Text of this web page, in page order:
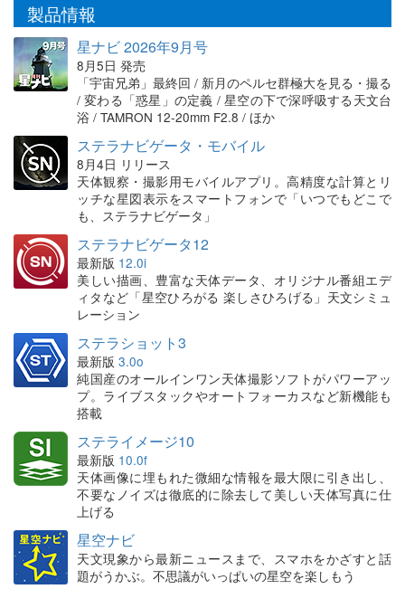
製品情報
星ナビ 2026年9月号
8月5日 発売
「宇宙兄弟」最終回 / 新月のペルセ群極大を見る・撮る
/ 変わる「惑星」の定義 / 星空の下で深呼吸する天文台
浴 / TAMRON 12-20mm F2.8 / ほか
ステラナビゲータ・モバイル
8月4日 リリース
天体観察・撮影用モバイルアプリ。高精度な計算とリ
ッチな星図表示をスマートフォンで「いつでもどこで
も、ステラナビゲータ」
ステラナビゲータ12
最新版 12.0i
美しい描画、豊富な天体データ、オリジナル番組エデ
ィタなど「星空ひろがる 楽しさひろげる」天文シミュ
レーション
ステラショット3
最新版 3.0o
純国産のオールインワン天体撮影ソフトがパワーアッ
プ。ライブスタックやオートフォーカスなど新機能も
搭載
ステライメージ10
最新版 10.0f
天体画像に埋もれた微細な情報を最大限に引き出し、
不要なノイズは徹底的に除去して美しい天体写真に仕
上げる
星空ナビ
天文現象から最新ニュースまで、スマホをかざすと話
題がうかぶ。不思議がいっぱいの星空を楽しもう